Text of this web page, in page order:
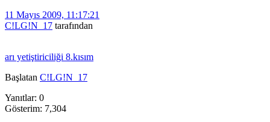
11 Mayıs 2009, 11:17:21
C!LG!N_17 tarafından
arı yetiştiriciliği 8.kısım
Başlatan C!LG!N_17
Yanıtlar: 0
Gösterim: 7,304